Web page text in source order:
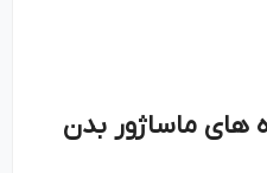
ماساژور بدن